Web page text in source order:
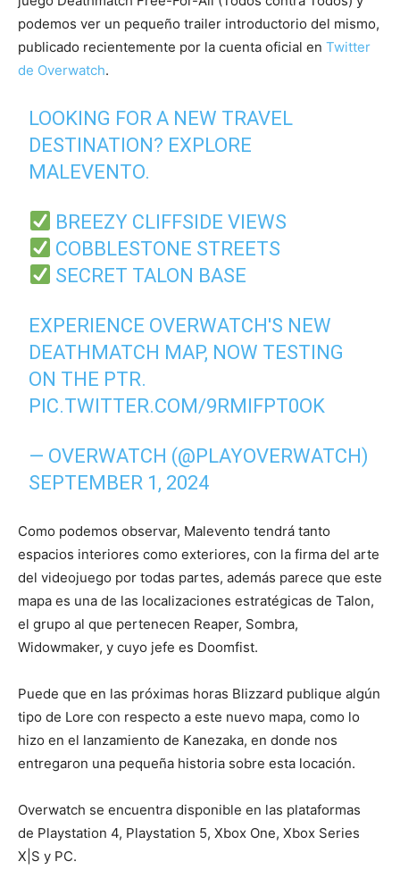
podemos ver un pequeño trailer introductorio del mismo,
publicado recientemente por la cuenta oficial en Twitter
de Overwatch.
LOOKING FOR A NEW TRAVEL
DESTINATION? EXPLORE
MALEVENTO.
BREEZY CLIFFSIDE VIEWS
COBBLESTONE STREETS
SECRET TALON BASE
EXPERIENCE OVERWATCH'S NEW
DEATHMATCH MAP, NOW TESTING
ON THE PTR.
PIC.TWITTER.COM/9RMIFPT0OK
— OVERWATCH (@PLAYOVERWATCH)
SEPTEMBER 1, 2024
Como podemos observar, Malevento tendrá tanto
espacios interiores como exteriores, con la firma del arte
del videojuego por todas partes, además parece que este
mapa es una de las localizaciones estratégicas de Talon,
el grupo al que pertenecen Reaper, Sombra,
Widowmaker, y cuyo jefe es Doomfist.
Puede que en las próximas horas Blizzard publique algún
tipo de Lore con respecto a este nuevo mapa, como lo
hizo en el lanzamiento de Kanezaka, en donde nos
entregaron una pequeña historia sobre esta locación.
Overwatch se encuentra disponible en las plataformas
de Playstation 4, Playstation 5, Xbox One, Xbox Series
X|S y PC.